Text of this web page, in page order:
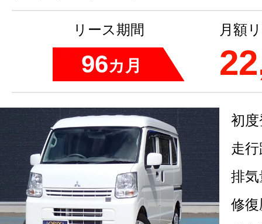
リース期間
96カ月
月額
初
走
排気
修復